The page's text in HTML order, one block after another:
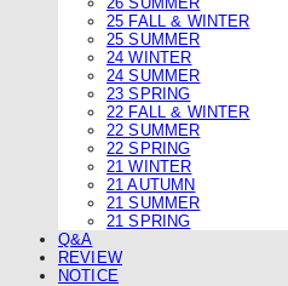
25 FALL & WINTER
25 SUMMER
24 WINTER
24 SUMMER
23 SPRING
22 FALL & WINTER
22 SUMMER
22 SPRING
21 WINTER
21 AUTUMN
21 SUMMER
21 SPRING
Q&A
REVIEW
NOTICE